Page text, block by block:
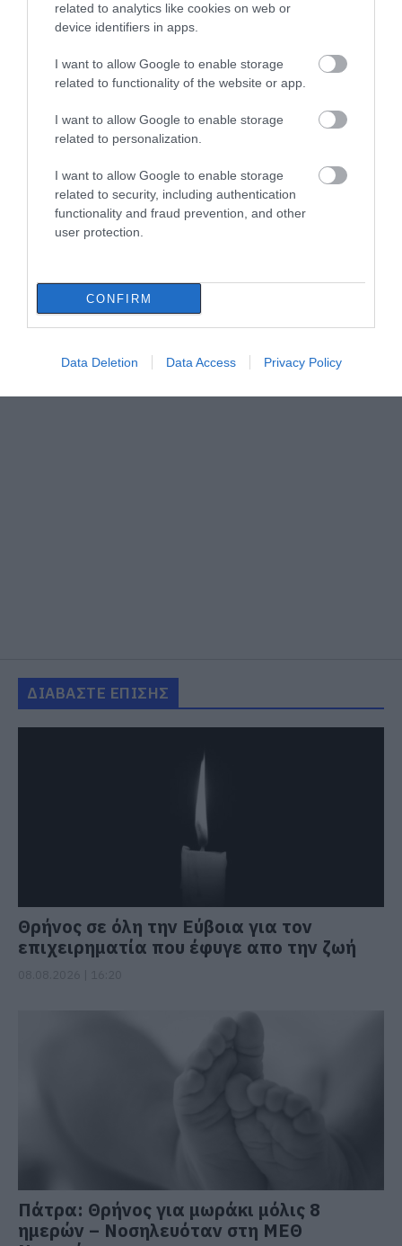
related to analytics like cookies on web or
device identifiers in apps.
I want to allow Google to enable storage
related to functionality of the website or app.
I want to allow Google to enable storage
related to personalization.
I want to allow Google to enable storage
related to security, including authentication
functionality and fraud prevention, and other
user protection.
CONFIRM
Data Deletion Data Access Privacy Policy
ΔΙΑΒΑΣΤΕ ΕΠΙΣΗΣ
Θρήνος σε όλη την Εύβοια για τον
επιχειρηματία που έφυγε απο την ζωή
Πάτρα: Θρήνος για μωράκι μόλις 8
ημερών – Νοσηλευόταν στη ΜΕΘ